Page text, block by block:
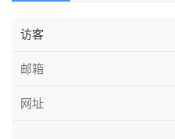
向。有些设计师仅提出一种创
设计预算或者项目的复杂程度